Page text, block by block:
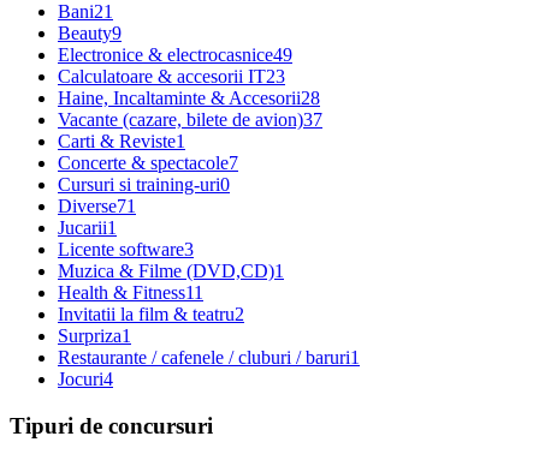
Bani21
Beauty9
Electronice & electrocasnice49
Calculatoare & accesorii IT23
Haine, Incaltaminte & Accesorii28
Vacante (cazare, bilete de avion)37
Carti & Reviste1
Concerte & spectacole7
Cursuri si training-uri0
Diverse71
Jucarii1
Licente software3
Muzica & Filme (DVD,CD)1
Health & Fitness11
Invitatii la film & teatru2
Surpriza1
Restaurante / cafenele / cluburi / baruri1
Jocuri4
Tipuri de concursuri